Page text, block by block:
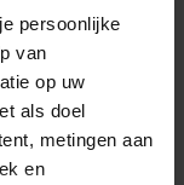
persoonlijke
van
op uw
als doel
metingen aan
en
BREEKT